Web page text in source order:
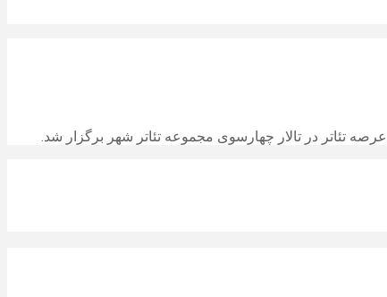
تئاتر در تالار چهارسوی مجموعه تئاتر شهر برگزار شد.